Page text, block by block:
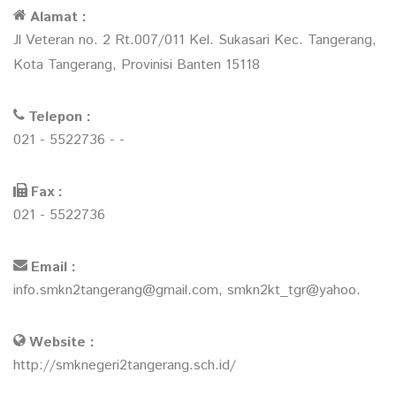
Alamat :
Jl Veteran no. 2 Rt.007/011 Kel. Sukasari Kec. Tangerang,
Kota Tangerang, Provinisi Banten 15118
Telepon :
021 - 5522736 - -
Fax :
021 - 5522736
Email :
info.smkn2tangerang@gmail.com, smkn2kt_tgr@yahoo.
Website :
http://smknegeri2tangerang.sch.id/